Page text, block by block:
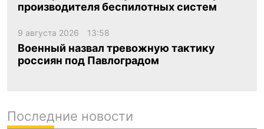
производителя беспилотных систем
9 августа 2026 13:58
Военный назвал тревожную тактику
россиян под Павлоградом
Последние новости